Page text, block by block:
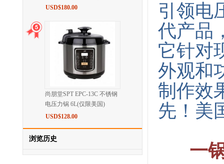
USD$180.00
尚朋堂SPT EPC-13C 不锈钢
电压力锅 6L(仅限美国)
USD$128.00
浏览历史
引领电
代产品
它针对
外观和
制作效
先！美
一锅